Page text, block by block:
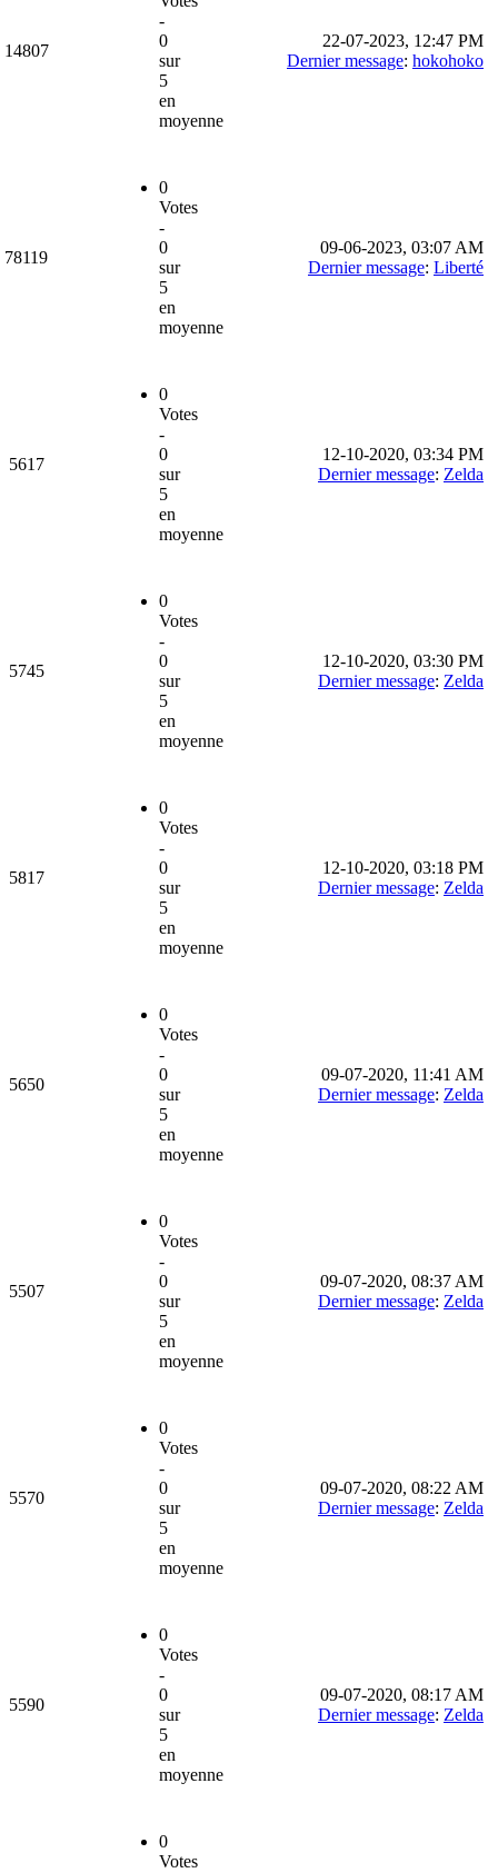
14807
-
0
sur
5
en
moyenne
22-07-2023, 12:47 PM
Dernier message: hokohoko
78119
0
Votes
-
0
sur
5
en
moyenne
09-06-2023, 03:07 AM
Dernier message: Liberté
5617
0
Votes
-
0
sur
5
en
moyenne
12-10-2020, 03:34 PM
Dernier message: Zelda
5745
0
Votes
-
0
sur
5
en
moyenne
12-10-2020, 03:30 PM
Dernier message: Zelda
5817
0
Votes
-
0
sur
5
en
moyenne
12-10-2020, 03:18 PM
Dernier message: Zelda
5650
0
Votes
-
0
sur
5
en
moyenne
09-07-2020, 11:41 AM
Dernier message: Zelda
5507
0
Votes
-
0
sur
5
en
moyenne
09-07-2020, 08:37 AM
Dernier message: Zelda
5570
0
Votes
-
0
sur
5
en
moyenne
09-07-2020, 08:22 AM
Dernier message: Zelda
5590
0
Votes
-
0
sur
5
en
moyenne
09-07-2020, 08:17 AM
Dernier message: Zelda
0
Votes